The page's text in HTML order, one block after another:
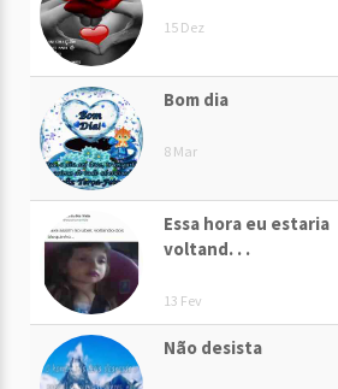
15 Dez
Bom dia
8 Mar
Essa hora eu estaria
voltand. . .
13 Fev
Não desista